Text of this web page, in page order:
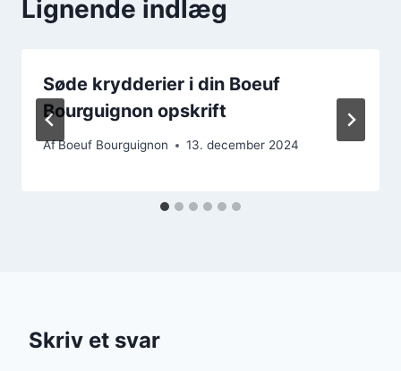
Lignende indlæg
Søde krydderier i din Boeuf
Bourguignon opskrift
AfBoeuf Bourguignon 13. december 2024
Skriv et svar